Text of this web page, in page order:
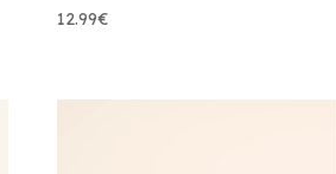
12.99€